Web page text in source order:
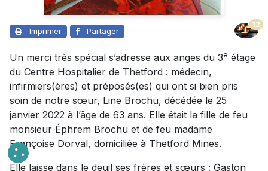
Imprimer Partager
12
Un merci très spécial s’adresse aux anges du 3e étage
du Centre Hospitalier de Thetford : médecin,
infirmiers(ères) et préposés(es) qui ont si bien pris
soin de notre sœur, Line Brochu, décédée le 25
janvier 2022 à l’âge de 63 ans. Elle était la fille de feu
monsieur Éphrem Brochu et de feu madame
Françoise Dorval, domiciliée à Thetford Mines.
Elle laisse dans le deuil ses frères et sœurs : Gaston